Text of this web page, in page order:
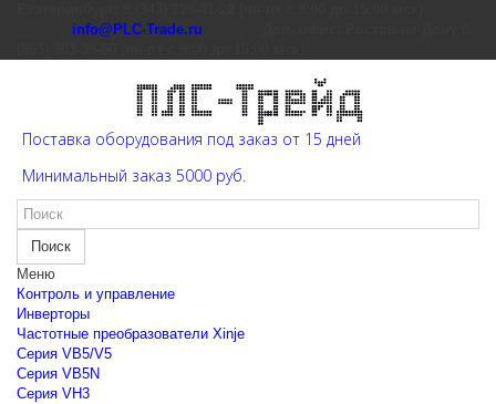
info@PLC-Trade.ru
Поставка оборудования под заказ от 15 дней
Минимальный заказ 5000 руб.
Поиск
Меню
Контроль и управление
Инверторы
Частотные преобразователи Xinje
Cерия VB5/V5
Cерия VB5N
Cерия VH3